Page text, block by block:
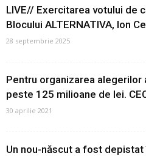
LIVE// Exercitarea votului de
Blocului ALTERNATIVA, Ion
28 septembrie 2025
Pentru organizarea
peste 125 milioane de lei.
30 aprilie 2021
Un nou-născut a fost depistat